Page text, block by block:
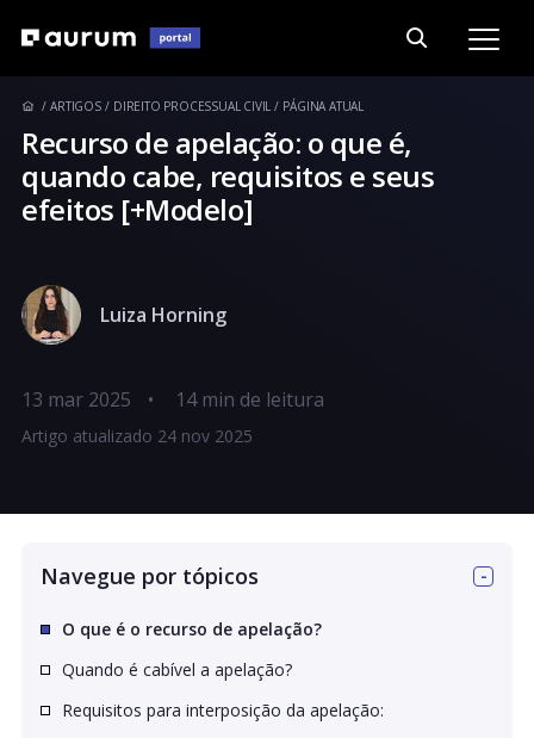
ARTIGOS DIREITO PROCESSUAL CIVIL PÁGINA ATUAL
Recurso de apelação: o que é,
quando cabe, requisitos e seus
efeitos [+Modelo]
Luiza Horning
13 mar 2025 •
Artigo atualizado 24 nov 2025
Navegue por tópicos
O que é o recurso de apelação?
Quando é cabível a apelação?
Requisitos para interposição da apelação: